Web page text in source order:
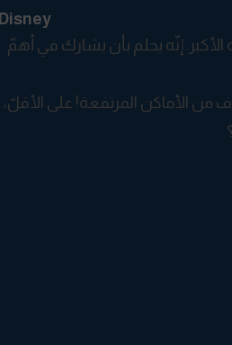
Disney
إنّه يحلم بأن يشارك في أهمّ
من الأماكن المرتفعة! على الأقلّ،